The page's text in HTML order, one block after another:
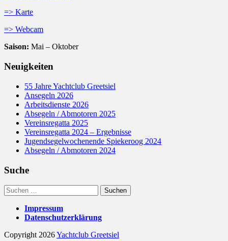
=> Karte
=> Webcam
Saison: Mai – Oktober
Neuigkeiten
55 Jahre Yachtclub Greetsiel
Ansegeln 2026
Arbeitsdienste 2026
Absegeln / Abmotoren 2025
Vereinsregatta 2025
Vereinsregatta 2024 – Ergebnisse
Jugendsegelwochenende Spiekeroog 2024
Absegeln / Abmotoren 2024
Suche
Suchen
nach:
Impressum
Datenschutzerklärung
Copyright 2026Yachtclub Greetsiel